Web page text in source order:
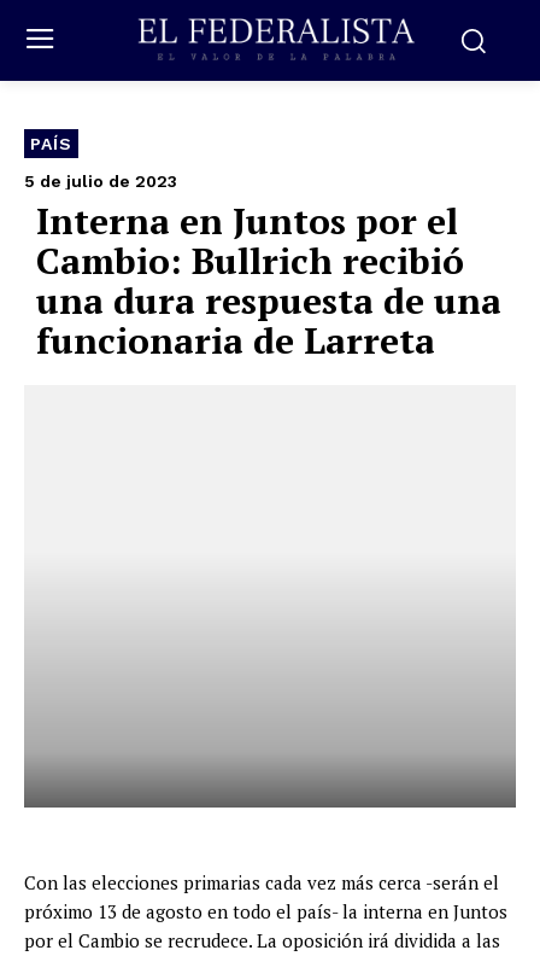
PAÍS
5 de julio de 2023
Interna en Juntos por el
Cambio: Bullrich recibió
una dura respuesta de una
funcionaria de Larreta
Con las elecciones primarias cada vez más cerca -serán el
próximo 13 de agosto en todo el país- la interna en Juntos
por el Cambio se recrudece. La oposición irá dividida a las